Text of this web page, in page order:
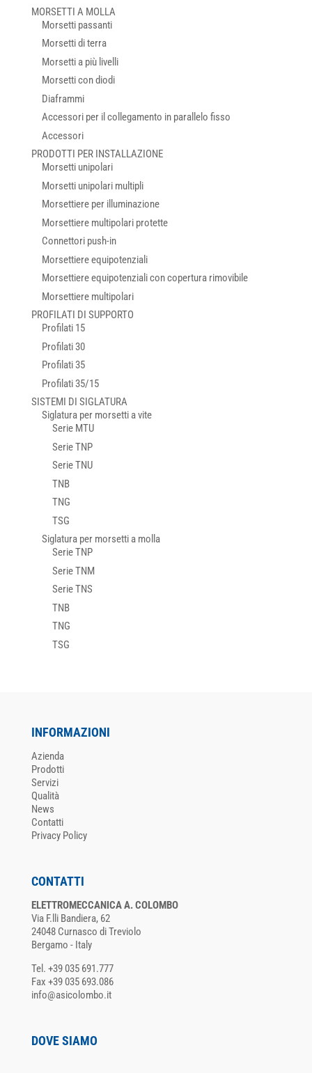
MORSETTI A MOLLA
Morsetti passanti
Morsetti di terra
Morsetti a più livelli
Morsetti con diodi
Diaframmi
Accessori per il collegamento in parallelo fisso
Accessori
PRODOTTI PER INSTALLAZIONE
Morsetti unipolari
Morsetti unipolari multipli
Morsettiere per illuminazione
Morsettiere multipolari protette
Connettori push-in
Morsettiere equipotenziali
Morsettiere equipotenziali con copertura rimovibile
Morsettiere multipolari
PROFILATI DI SUPPORTO
Profilati 15
Profilati 30
Profilati 35
Profilati 35/15
SISTEMI DI SIGLATURA
Siglatura per morsetti a vite
Serie MTU
Serie TNP
Serie TNU
TNB
TNG
TSG
Siglatura per morsetti a molla
Serie TNP
Serie TNM
Serie TNS
TNB
TNG
TSG
INFORMAZIONI
Azienda
Prodotti
Servizi
Qualità
News
Contatti
Privacy Policy
CONTATTI
ELETTROMECCANICA A. COLOMBO
Via F.lli Bandiera, 62
24048 Curnasco di Treviolo
Bergamo - Italy
Tel. +39 035 691.777
Fax +39 035 693.086
info@asicolombo.it
DOVE SIAMO